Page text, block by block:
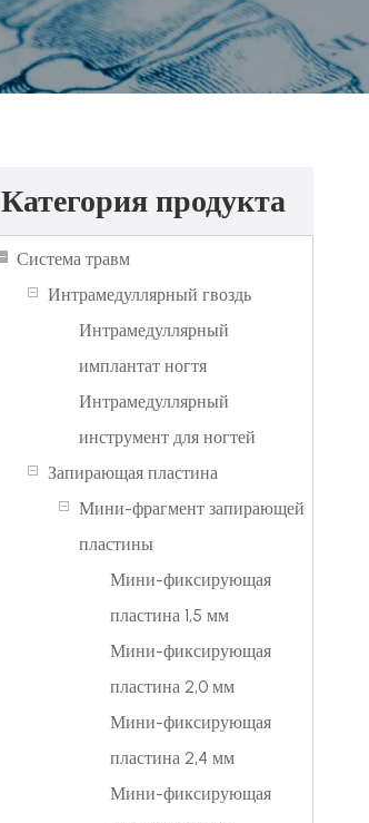
Категория продукта
Система травм
Интрамедуллярный гвоздь
Интрамедуллярный
имплантат ногтя
Интрамедуллярный
инструмент для ногтей
Запирающая пластина
Мини-фрагмент запирающей
пластины
Мини-фиксирующая
пластина 1,5 мм
Мини-фиксирующая
пластина 2,0 мм
Мини-фиксирующая
пластина 2,4 мм
Мини-фиксирующая